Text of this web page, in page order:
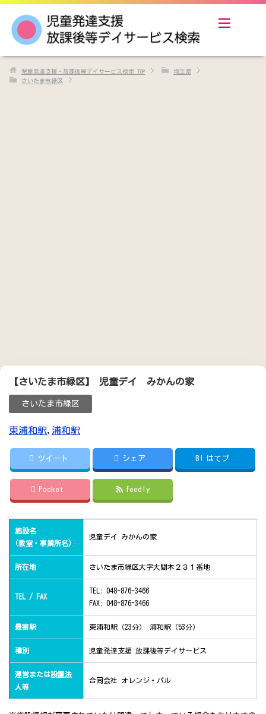
児童発達支援・放課後等デイサービス検索 TOP
埼玉県
さいたま市緑区
【さいたま市緑区】 児童デイ みかんの家
さいたま市緑区
東浦和駅, 浦和駅
ツイート シェア B! はてブ
Pocket feedly
施設名
(教室・事業所名)
児童デイ みかんの家
所在地 さいたま市緑区大字大間木２３１番地
TEL / FAX
TEL: 048-876-3466
FAX: 048-876-3466
最寄駅 東浦和駅（23分） 浦和駅（53分）
種別 児童発達支援 放課後等デイサービス
運営または設置法
人等
合同会社 オレンジ・パル